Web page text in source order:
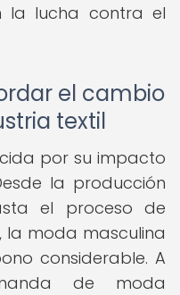
la lucha contra el
el cambio
textil
por su impacto
la producción
el proceso de
la moda masculina
considerable. A
de moda